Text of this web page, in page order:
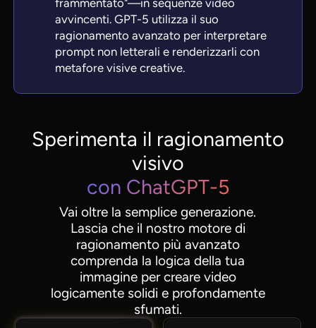
avvincenti. GPT-5 utilizza il suo
ragionamento avanzato per interpretare
prompt non letterali e renderizzarli con
metafore visive creative.
Sperimenta il ragionamento
visivo
con ChatGPT-5
Vai oltre la semplice generazione.
Lascia che il nostro motore di
ragionamento più avanzato
comprenda la logica della tua
immagine per creare video
logicamente solidi e profondamente
sfumati.